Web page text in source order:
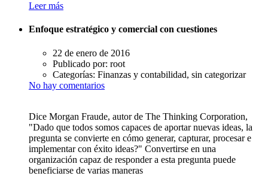
Leer más
Enfoque estratégico y comercial con cuestiones
22 de enero de 2016
Publicado por: root
Categorías: Finanzas y contabilidad, sin categorizar
No hay comentarios
Dice Morgan Fraude, autor de The Thinking Corporation,
"Dado que todos somos capaces de aportar nuevas ideas, la
pregunta se convierte en cómo generar, capturar, procesar e
implementar con éxito ideas?" Convertirse en una
organización capaz de responder a esta pregunta puede
beneficiarse de varias maneras